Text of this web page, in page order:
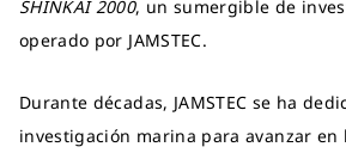
SHINKAI 2000, un sumergible de
operado por JAMSTEC.
Durante décadas, JAMSTEC se ha
investigación marina para avanzar en